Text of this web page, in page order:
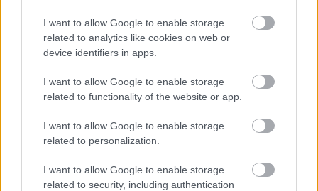
I want to allow Google to enable storage
related to analytics like cookies on web or
device identifiers in apps.
I want to allow Google to enable storage
related to functionality of the website or app.
I want to allow Google to enable storage
related to personalization.
I want to allow Google to enable storage
related to security, including authentication
Színes Medvehétapropóján sok-sok macis
és nyereményjátékkal jelentkezünk. Tartsatok
velünk itt,
Instagramon, is,
hogy semmiről ne maradjatok le!